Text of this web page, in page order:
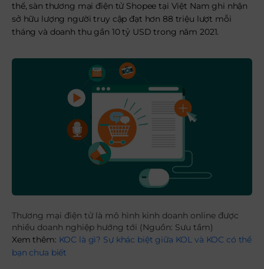
thể, sàn thương mại điện tử Shopee tại Việt Nam ghi nhận
sở hữu lượng người truy cập đạt hơn 88 triệu lượt mỗi
tháng và doanh thu gần 10 tỷ USD trong năm 2021.
Thương mại điện tử là mô hình kinh doanh online được
nhiều doanh nghiệp hướng tới (Nguồn: Sưu tầm)
Xem thêm: KOC là gì? Sự khác biệt giữa KOL và KOC có thể
bạn chưa biết